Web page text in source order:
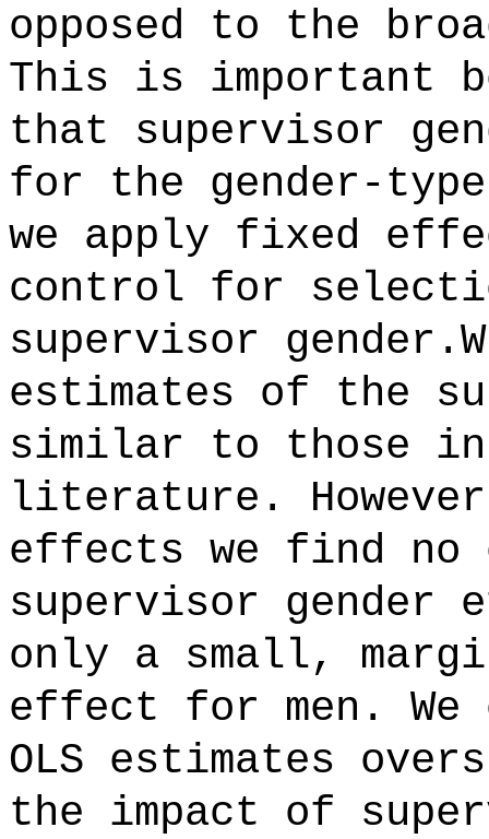
opposed to the
This is important
that supervisor
for the gender-
we apply fixed
control for
supervisor
estimates of the
similar to those
literature.
effects we find no
supervisor gender
only a small,
effect for men.
OLS estimates
the impact of